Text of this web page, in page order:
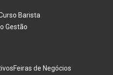
Barista
Gestão
Feiras de Negócios